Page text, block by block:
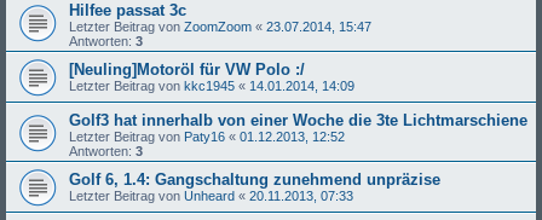
Hilfee passat 3c
Letzter Beitrag von ZoomZoom « 23.07.2014, 15:47
Antworten: 3
[Neuling]Motoröl für VW Polo :/
Letzter Beitrag von kkc1945 « 14.01.2014, 14:09
Golf3 hat innerhalb von einer Woche die 3te Lichtmarschiene
Letzter Beitrag von Paty16 « 01.12.2013, 12:52
Antworten: 3
Golf 6, 1.4: Gangschaltung zunehmend unpräzise
Letzter Beitrag von Unheard « 20.11.2013, 07:33